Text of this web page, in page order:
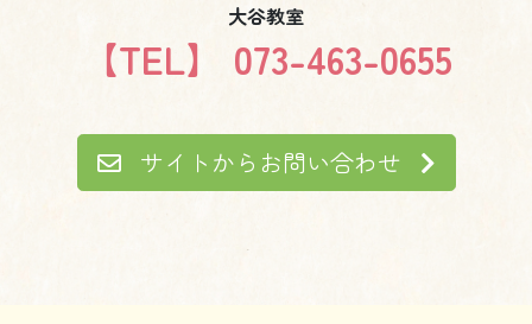
大谷教室
【TEL】 073-463-0655
サイトからお問い合わせ